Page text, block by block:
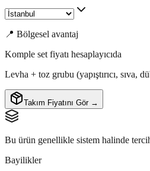
📍 Bölgesel avantaj
Komple set fiyatı hesaplayıcıda
Levha + toz grubu (yapıştırıcı, sıva,
Takım Fiyatını Gör →
Bu ürün genellikle sistem halinde
Bayilikler